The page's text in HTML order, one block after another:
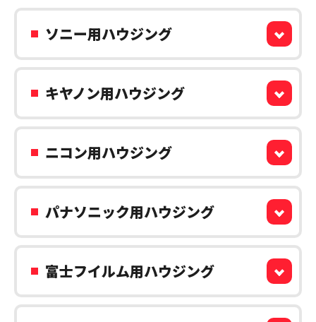
ソニー用ハウジング
キヤノン用ハウジング
ニコン用ハウジング
パナソニック用ハウジング
富士フイルム用ハウジング